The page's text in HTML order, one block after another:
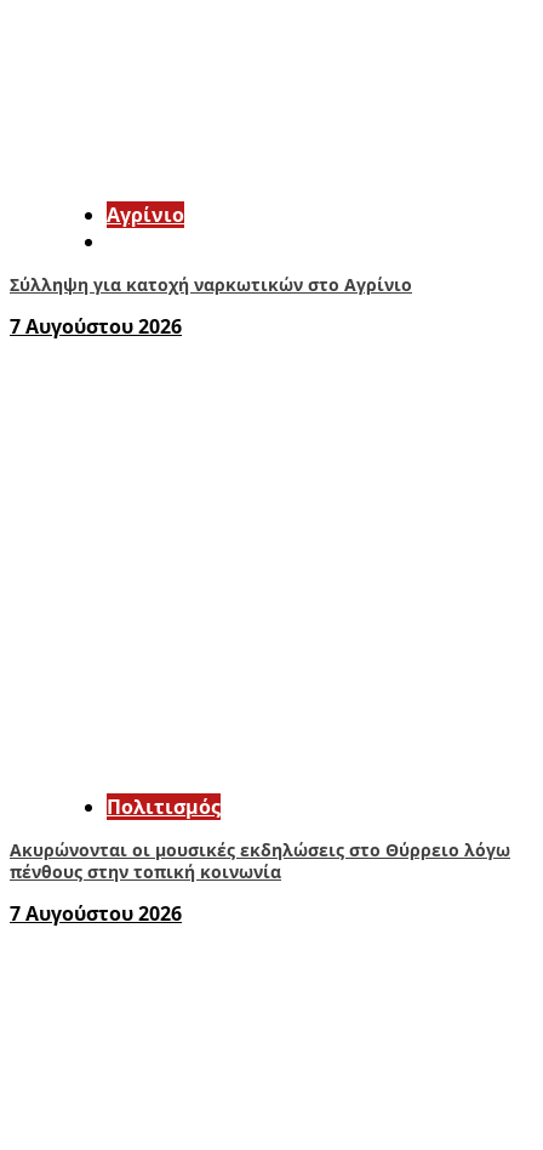
Aγρίνιο
Σύλληψη για κατοχή ναρκωτικών στο Αγρίνιο
7 Αυγούστου 2026
Πολιτισμός
Ακυρώνονται οι μουσικές εκδηλώσεις στο Θύρρειο λόγω
πένθους στην τοπική κοινωνία
7 Αυγούστου 2026